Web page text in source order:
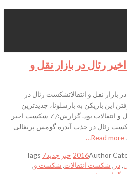
اخیر رئال در بازار نقل و
در بازار نقل و انتقالاتشکست رئال در
این بازیکن به بارسلونا، جدیدترین
ناکامی کهکشانی ها در بازار نقل و انتقالات بود. گزارش:/ 7 شکست اخیر
شکست رئال در جذب آندره گومس پرتغالی
Author خبر جدید Tags 7
,در , شکست انتقالات, شکست و,